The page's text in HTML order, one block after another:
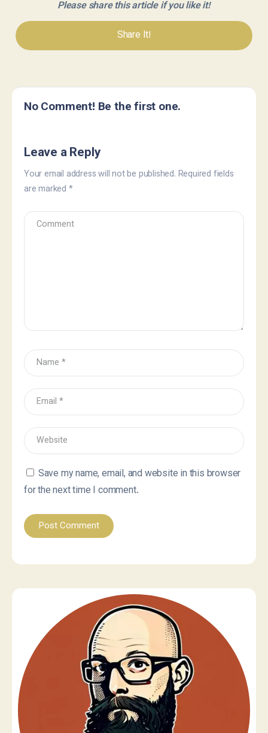
Please share this article if you like it!
Share It!
No Comment! Be the first one.
Leave a Reply
Your email address will not be published. Required fields
are marked *
Save my name, email, and website in this browser
for the next time I comment.